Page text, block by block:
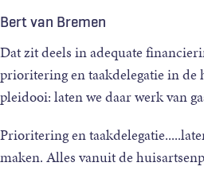
Vos JAM, Sert E,
U, Nestvold T, et al.
Detection
during follow-up care by general
surgeons. BMJ Open
10. ↲Liemburg GB, Korevaar
treated cancer in primary care: a
views of Dutch GPs. Br J Gen
Bert van Bremen
Dat zit deels in adequate
prioritering en taakdelegatie in
pleidooi: laten we daar werk van
Prioritering en
maken. Alles vanuit de